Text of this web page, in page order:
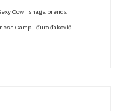
Cow snaga brenda
Camp đuro đaković